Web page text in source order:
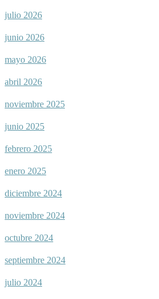
julio 2026
junio 2026
mayo 2026
abril 2026
noviembre 2025
junio 2025
febrero 2025
enero 2025
diciembre 2024
noviembre 2024
octubre 2024
septiembre 2024
julio 2024